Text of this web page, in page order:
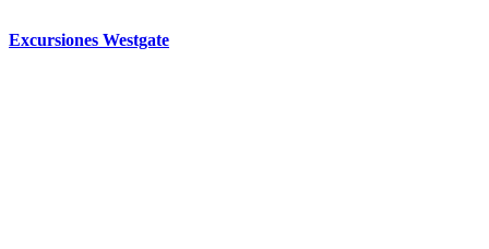
Excursiones Westgate